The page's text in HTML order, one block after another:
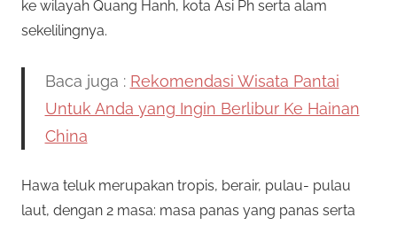
ke wilayah Quang Hanh, kota Asi Ph serta alam
sekelilingnya.
Baca juga : Rekomendasi Wisata Pantai
Untuk Anda yang Ingin Berlibur Ke Hainan
China
Hawa teluk merupakan tropis, berair, pulau- pulau
laut, dengan 2 masa: masa panas yang panas serta